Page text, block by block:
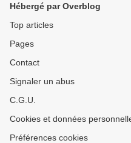
Hébergé par Overblog
Top articles
Pages
Contact
Signaler un abus
C.G.U.
Cookies et données
Préférences cookies